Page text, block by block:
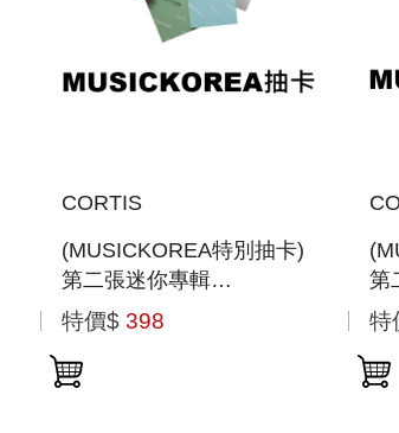
CORTIS
(MUSICKOREA特別抽卡)
第二張迷你專輯
「GREENGREEN(WEVERSE
ALBUMS VER.)」(韓國進
口版)
特價$ 398
第
「
進
特